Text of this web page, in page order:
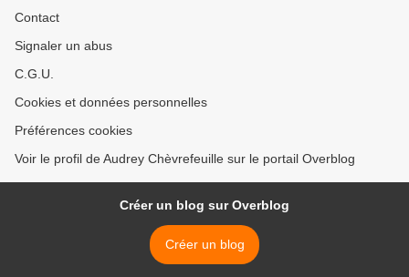
Contact
Signaler un abus
C.G.U.
Cookies et données personnelles
Préférences cookies
Voir le profil de Audrey Chèvrefeuille sur le portail Overblog
Créer un blog sur Overblog
Créer un blog